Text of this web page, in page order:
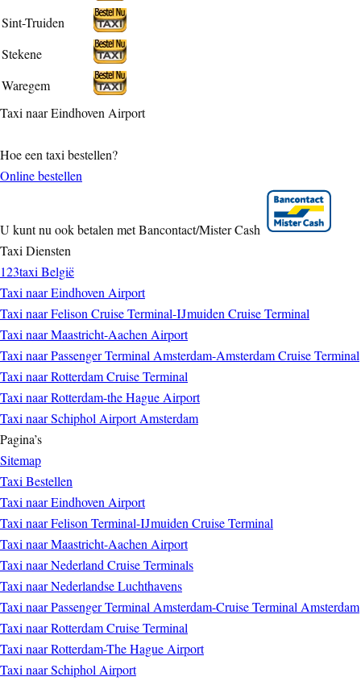
Sint-Truiden
Stekene
Waregem
Taxi naar Eindhoven Airport
Hoe een taxi bestellen?
Online bestellen
U kunt nu ook betalen met Bancontact/Mister Cash
Taxi Diensten
123taxi België
Taxi naar Eindhoven Airport
Taxi naar Felison Cruise Terminal-IJmuiden Cruise Terminal
Taxi naar Maastricht-Aachen Airport
Taxi naar Passenger Terminal Amsterdam-Amsterdam Cruise Terminal
Taxi naar Rotterdam Cruise Terminal
Taxi naar Rotterdam-the Hague Airport
Taxi naar Schiphol Airport Amsterdam
Pagina’s
Sitemap
Taxi Bestellen
Taxi naar Eindhoven Airport
Taxi naar Felison Terminal-IJmuiden Cruise Terminal
Taxi naar Maastricht-Aachen Airport
Taxi naar Nederland Cruise Terminals
Taxi naar Nederlandse Luchthavens
Taxi naar Passenger Terminal Amsterdam-Cruise Terminal Amsterdam
Taxi naar Rotterdam Cruise Terminal
Taxi naar Rotterdam-The Hague Airport
Taxi naar Schiphol Airport